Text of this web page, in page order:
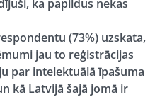
ka papildus nekas
(73%) uzskata,
jau to reģistrācijas
par intelektuālā īpašuma
kā Latvijā šajā jomā ir